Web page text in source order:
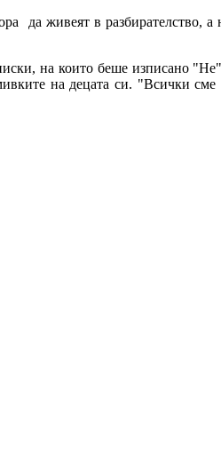
да живеят в разбирателство, а
на които беше изписано
на децата си. "Всички сме